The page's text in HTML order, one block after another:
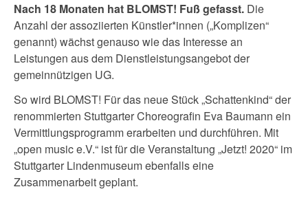
Nach 18 Monaten hat BLOMST! Fuß gefasst. Die
Anzahl der assoziierten Künstler*innen („Komplizen“
genannt) wächst genauso wie das Interesse an
Leistungen aus dem Dienstleistungsangebot der
gemeinnützigen UG.
So wird BLOMST! Für das neue Stück „Schattenkind“ der
renommierten Stuttgarter Choreografin Eva Baumann ein
Vermittlungsprogramm erarbeiten und durchführen. Mit
„open music e.V.“ ist für die Veranstaltung „Jetzt! 2020“ im
Stuttgarter Lindenmuseum ebenfalls eine
Zusammenarbeit geplant.